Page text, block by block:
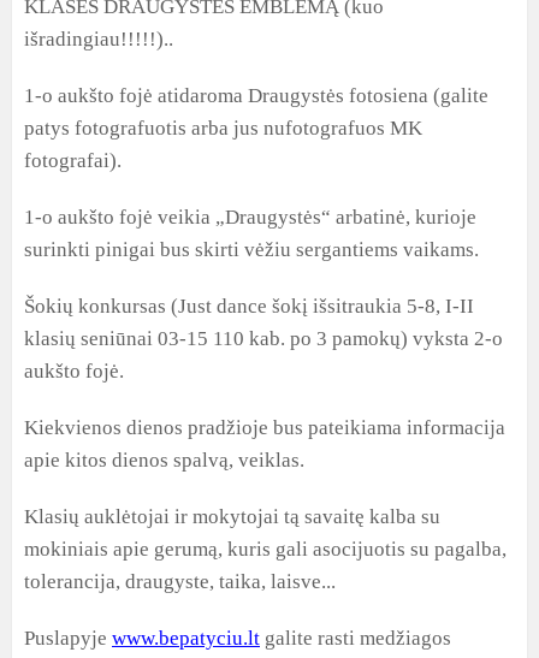
KLASĖS DRAUGYSTĖS EMBLEMĄ (kuo
išradingiau!!!!!)..
1-o aukšto fojė atidaroma Draugystės fotosiena (galite
patys fotografuotis arba jus nufotografuos MK
fotografai).
1-o aukšto fojė veikia „Draugystės“ arbatinė, kurioje
surinkti pinigai bus skirti vėžiu sergantiems vaikams.
Šokių konkursas (Just dance šokį išsitraukia 5-8, I-II
klasių seniūnai 03-15 110 kab. po 3 pamokų) vyksta 2-o
aukšto fojė.
Kiekvienos dienos pradžioje bus pateikiama informacija
apie kitos dienos spalvą, veiklas.
Klasių auklėtojai ir mokytojai tą savaitę kalba su
mokiniais apie gerumą, kuris gali asocijuotis su pagalba,
tolerancija, draugyste, taika, laisve...
Puslapyje www.bepatyciu.lt galite rasti medžiagos